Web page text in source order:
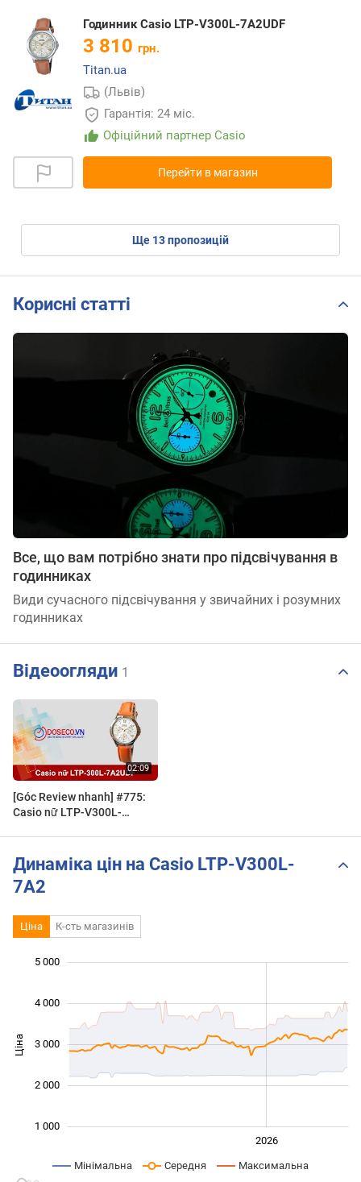
Годинник Casio LTP-V300L-7A2UDF
3 810 грн.
Titan.ua
(Львів)
Гарантія: 24 міс.
Офіційний партнер Casio
Перейти в магазин
ще 13пропозицій
Корисні статті
Все, що вам потрібно знати про підсвічування в
годинниках
Види сучасного підсвічування у звичайних і розумних
годинниках
Відеоогляди 1
[Góc Review nhanh] #775:
Casio nữ LTP-V300L-
Динаміка цін на Casio LTP-V300L-
7A2
Ціна К-сть магазинів
Ціна 1 000
1 000
2 000
3 000
4 000
5 000
2026
Мінімальна Середня Максимальна